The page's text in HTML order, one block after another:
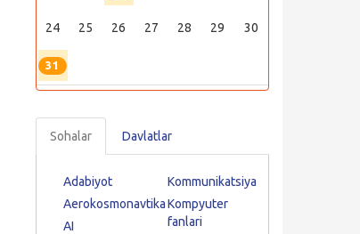
24 25 26 27 28 29 30
31
Sohalar Davlatlar
Adabiyot
Aerokosmonavtika
AI
Kommunikatsiya
Kompyuter
fanlari